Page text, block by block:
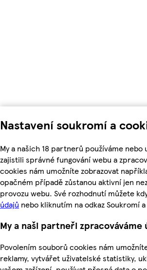
Nastavení soukromí a
My a našich 18 partnerů používáme
zajistili správné fungování webu a
cookies nám umožníte zobrazovat
opačném případě zůstanou aktivní jen
provozu webu. Své rozhodnutí můžete
údajů nebo kliknutím na odkaz Soukromí
My a naši partneři
Povolením souborů cookies nám
reklamy, vytvářet uživatelské statistiky,